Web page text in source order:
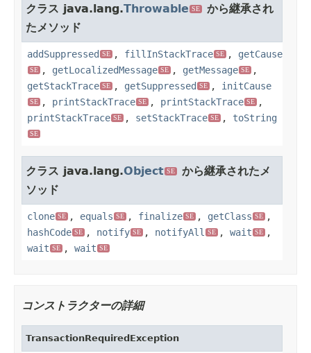
クラス java.lang.Throwable SE
から継承され
たメソッド
addSuppressed SE , fillInStackTrace SE , getCause
SE , getLocalizedMessage SE , getMessage SE
,
getStackTrace SE , getSuppressed SE , initCause
SE , printStackTrace SE , printStackTrace SE
,
printStackTrace SE , setStackTrace SE , toString
SE
クラス java.lang.Object SE
から継承されたメ
ソッド
clone SE , equals SE , finalize SE , getClass SE
,
hashCode SE , notify SE , notifyAll SE , wait SE
,
wait SE , wait SE
コンストラクターの詳細
TransactionRequiredException